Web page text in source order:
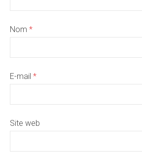
Nom *
E-mail *
Site web